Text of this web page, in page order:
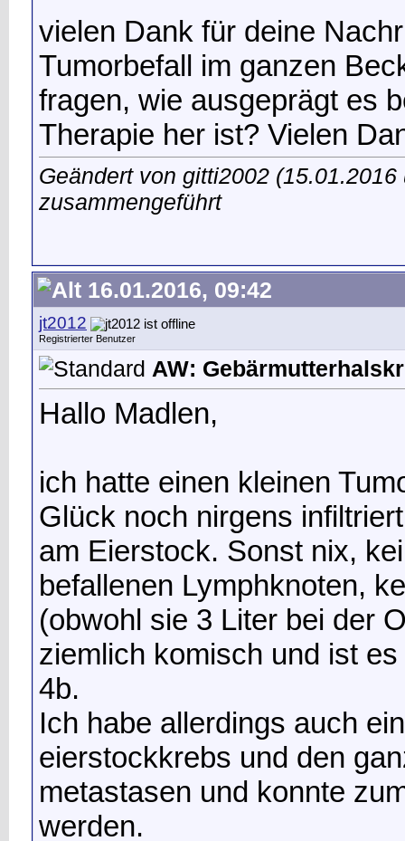
vielen Dank für deine
Tumorbefall im ganzen
fragen, wie ausgeprägt es
Therapie her ist? Vielen
Geändert von gitti2002
zusammengeführt
16.01.2016, 09:42
jt2012
Registrierter Benutzer
AW:
Hallo Madlen,
ich hatte einen kleinen
Glück noch nirgens
am Eierstock. Sonst nix,
befallenen Lymphknoten,
(obwohl sie 3 Liter bei der
ziemlich komisch und ist
4b.
Ich habe allerdings auch
eierstockkrebs und den
metastasen und konnte
werden.